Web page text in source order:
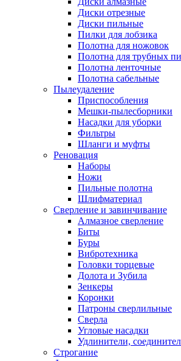
Диски отрезные
Диски пильные
Пилки для лобзика
Полотна для ножовок
Полотна для трубных
Полотна ленточные
Полотна сабельные
Пылеудаление
Приспособления
Мешки-пылесборники
Насадки для уборки
Фильтры
Шланги и муфты
Реновация
Наборы
Ножи
Пильные полотна
Шлифматериал
Сверление и завинчивание
Алмазное сверление
Биты
Буры
Вибротехника
Головки торцевые
Долота и Зубила
Зенкеры
Коронки
Патроны сверлильные
Сверла
Угловые насадки
Удлинители,
Строгание